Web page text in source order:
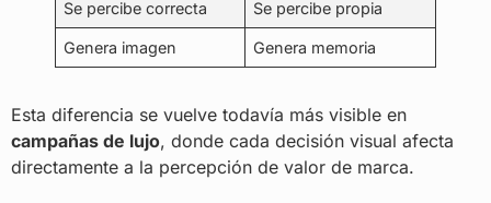
Se percibe correcta Se percibe propia
Genera imagen Genera memoria
Esta diferencia se vuelve todavía más visible en
campañas de lujo, donde cada decisión visual afecta
directamente a la percepción de valor de marca.